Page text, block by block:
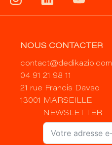
NOUS CONTACTER
contact@dedikazio.com
04 91 21 98 11
21 rue Francis Davso
13001 MARSEILLE
NEWSLETTER